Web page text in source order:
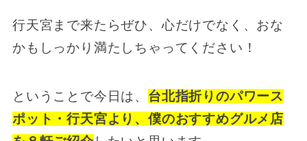
行天宮まで来たらぜひ、心だけでなく、おな
かもしっかり満たしちゃってください！
ということで今日は、 台北指折りのパワース
ポット・行天宮より、僕のおすすめグルメ店